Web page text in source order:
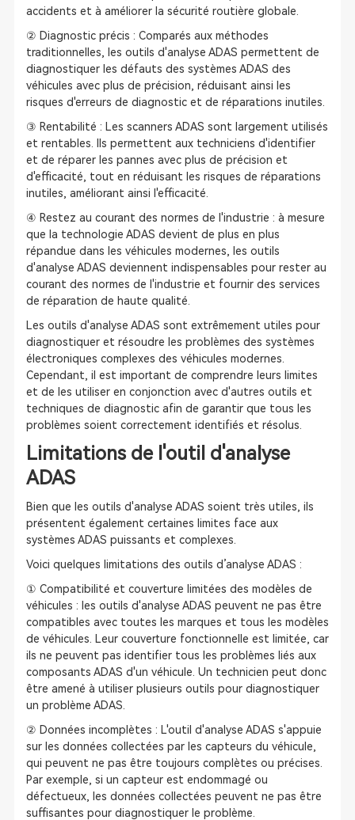
accidents et à améliorer la sécurité routière globale.
② Diagnostic précis : Comparés aux méthodes
traditionnelles, les outils d'analyse ADAS permettent de
diagnostiquer les défauts des systèmes ADAS des
véhicules avec plus de précision, réduisant ainsi les
risques d'erreurs de diagnostic et de réparations inutiles.
③ Rentabilité : Les scanners ADAS sont largement utilisés
et rentables. Ils permettent aux techniciens d'identifier
et de réparer les pannes avec plus de précision et
d'efficacité, tout en réduisant les risques de réparations
inutiles, améliorant ainsi l'efficacité.
④ Restez au courant des normes de l'industrie : à mesure
que la technologie ADAS devient de plus en plus
répandue dans les véhicules modernes, les outils
d'analyse ADAS deviennent indispensables pour rester au
courant des normes de l'industrie et fournir des services
de réparation de haute qualité.
Les outils d'analyse ADAS sont extrêmement utiles pour
diagnostiquer et résoudre les problèmes des systèmes
électroniques complexes des véhicules modernes.
Cependant, il est important de comprendre leurs limites
et de les utiliser en conjonction avec d'autres outils et
techniques de diagnostic afin de garantir que tous les
problèmes soient correctement identifiés et résolus.
Limitations de l'outil d'analyse
ADAS
Bien que les outils d'analyse ADAS soient très utiles, ils
présentent également certaines limites face aux
systèmes ADAS puissants et complexes.
Voici quelques limitations des outils d’analyse ADAS :
① Compatibilité et couverture limitées des modèles de
véhicules : les outils d'analyse ADAS peuvent ne pas être
compatibles avec toutes les marques et tous les modèles
de véhicules. Leur couverture fonctionnelle est limitée, car
ils ne peuvent pas identifier tous les problèmes liés aux
composants ADAS d'un véhicule. Un technicien peut donc
être amené à utiliser plusieurs outils pour diagnostiquer
un problème ADAS.
② Données incomplètes : L'outil d'analyse ADAS s'appuie
sur les données collectées par les capteurs du véhicule,
qui peuvent ne pas être toujours complètes ou précises.
Par exemple, si un capteur est endommagé ou
défectueux, les données collectées peuvent ne pas être
suffisantes pour diagnostiquer le problème.